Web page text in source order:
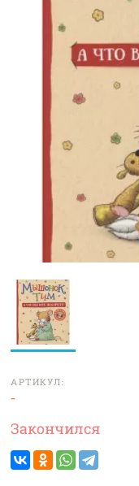
АРТИКУЛ:
-
Закончился